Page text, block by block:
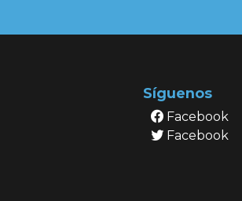
Síguenos
Facebook
Facebook